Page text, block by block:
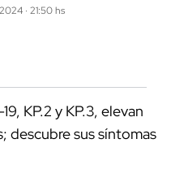
· 21:50 hs
KP.2 y KP.3, elevan
descubre sus síntomas